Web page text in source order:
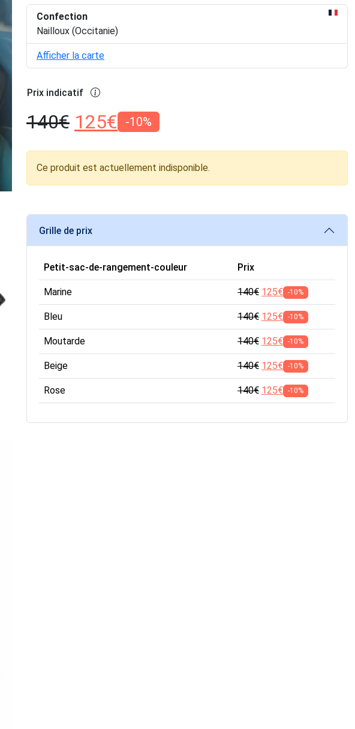
Confection
Nailloux (Occitanie)
Afficher la carte
Prix indicatif
140€ 125€ -10%
Ce produit est actuellement indisponible.
Grille de prix
Petit-sac-de-rangement-couleur Prix
Marine 140€ 125€ -10%
Bleu 140€ 125€ -10%
Moutarde 140€ 125€ -10%
Beige 140€ 125€ -10%
Rose 140€ 125€ -10%